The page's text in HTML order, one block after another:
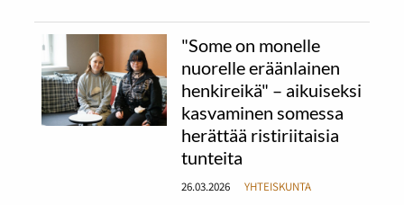
"Some on monelle
nuorelle eräänlainen
henkireikä" – aikuiseksi
kasvaminen somessa
herättää ristiriitaisia
tunteita
26.03.2026 YHTEISKUNTA